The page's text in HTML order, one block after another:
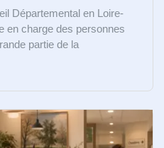
Départemental en Loire-
en charge des personnes
partie de la